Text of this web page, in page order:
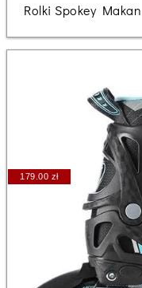
Rolki Spokey
179.00 zł